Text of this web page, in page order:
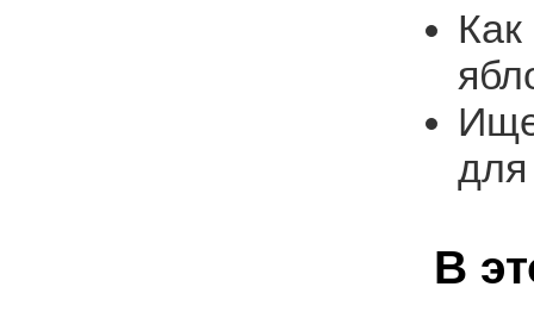
Как
для
В